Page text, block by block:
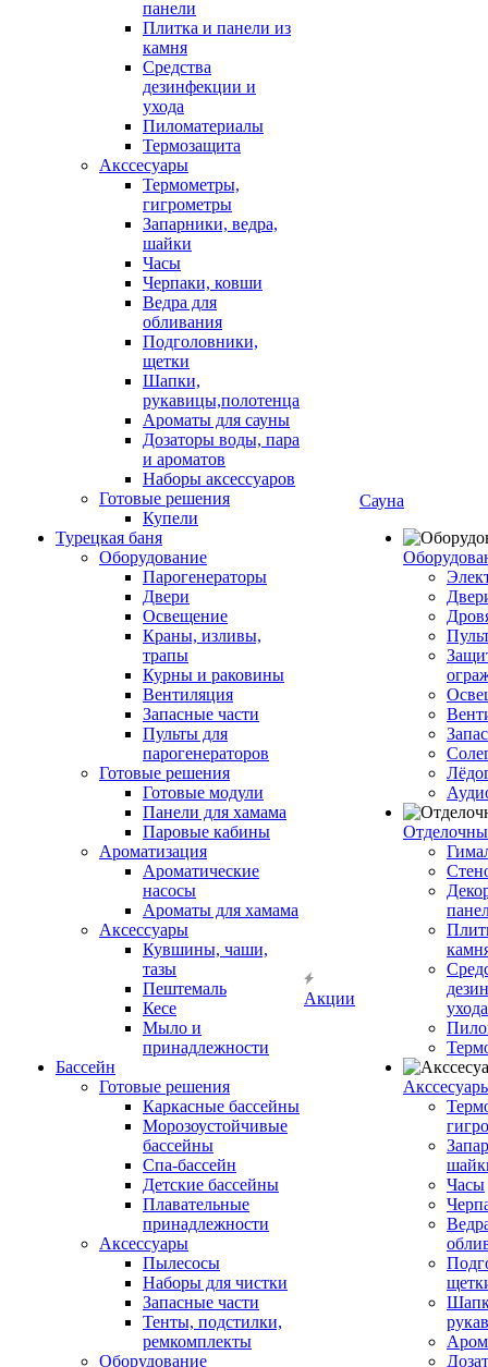
панели
Плитка и панели из
камня
Средства
дезинфекции и
ухода
Пиломатериалы
Термозащита
Аксcесуары
Термометры,
гигрометры
Запарники, ведра,
шайки
Часы
Черпаки, ковши
Ведра для
обливания
Подголовники,
щетки
Шапки,
рукавицы,полотенца
Ароматы для сауны
Дозаторы воды, пара
и ароматов
Наборы аксессуаров
Готовые решения
Купели
Турецкая баня
Оборудование
Парогенераторы
Двери
Освещение
Краны, изливы,
трапы
Курны и раковины
Вентиляция
Запасные части
Пульты для
парогенераторов
Готовые решения
Готовые модули
Панели для хамама
Паровые кабины
Ароматизация
Ароматические
насосы
Ароматы для хамама
Аксессуары
Кувшины, чаши,
тазы
Пештемаль
Кесе
Мыло и
принадлежности
Бассейн
Готовые решения
Каркасные бассейны
Морозоустойчивые
бассейны
Спа-бассейн
Детские бассейны
Плавательные
принадлежности
Аксессуары
Пылесосы
Наборы для чистки
Запасные части
Тенты, подстилки,
ремкомплекты
Оборудование
Акции
Сауна
ухода
Часы